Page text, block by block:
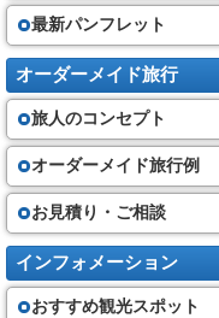
最新パンフレット
オーダーメイド旅行
旅人のコンセプト
オーダーメイド旅行例
お見積り・ご相談
インフォメーション
おすすめ観光スポット